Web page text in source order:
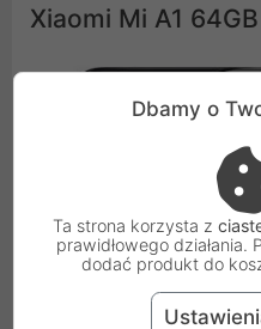
Xiaomi Mi A1 64GB
Dbamy o
Ta strona korzysta z
prawidłowego działania.
dodać produkt do